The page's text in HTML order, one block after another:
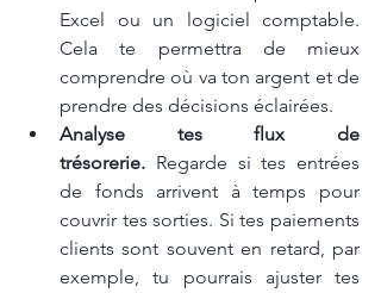
Excel ou un logiciel comptable.
Cela te permettra de mieux
comprendre où va ton argent et de
prendre des décisions éclairées.
Analyse tes flux de
trésorerie. Regarde si tes entrées
de fonds arrivent à temps pour
couvrir tes sorties. Si tes paiements
clients sont souvent en retard, par
exemple, tu pourrais ajuster tes